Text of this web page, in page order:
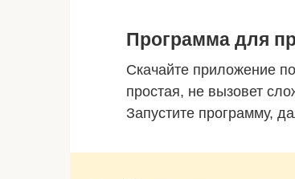
Программа для
Скачайте приложение
простая, не вызовет
Запустите программу,